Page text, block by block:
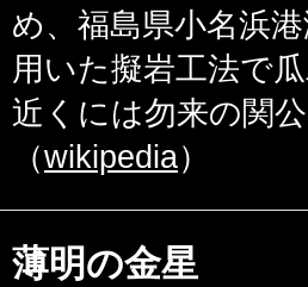
め、福島県小名浜
用いた擬岩工法で
近くには勿来の関公
（wikipedia）
薄明の金星